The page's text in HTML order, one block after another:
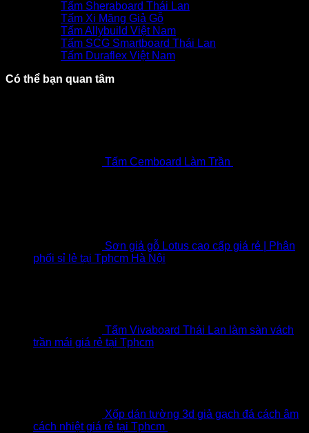
Tấm Sheraboard Thái Lan
Tấm Xi Măng Giả Gỗ
Tấm Allybuild Việt Nam
Tấm SCG Smartboard Thái Lan
Tấm Duraflex Việt Nam
Có thể bạn quan tâm
Tấm Cemboard Làm Trần
Sơn giả gỗ Lotus cao cấp giá rẻ | Phân
phối sỉ lẻ tại Tphcm Hà Nội
Tấm Vivaboard Thái Lan làm sàn vách
trần mái giá rẻ tại Tphcm
Xốp dán tường 3d giả gạch đá cách âm
cách nhiệt giá rẻ tại Tphcm